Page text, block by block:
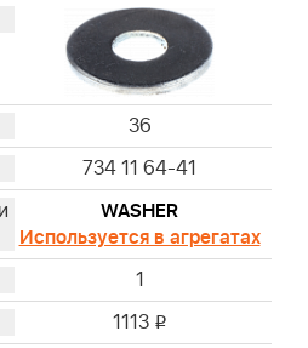
36
734 11 64-41
WASHER
Используется в агрегатах
1
1113 i